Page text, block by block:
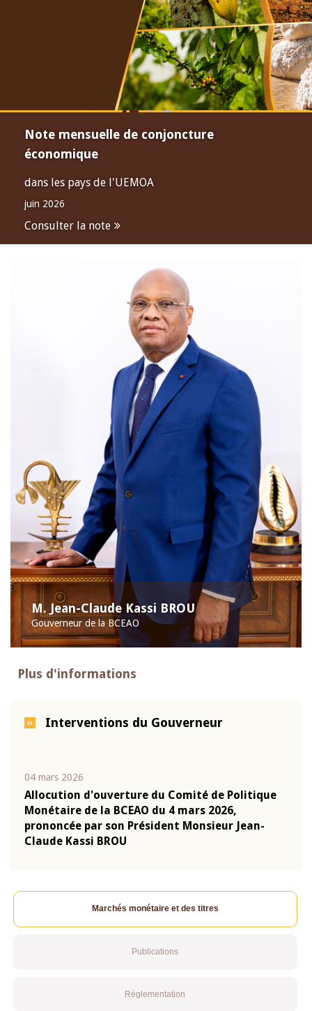
Note mensuelle de conjoncture
économique
dans les pays de l'UEMOA
juin 2026
Consulter la note
M. Jean-Claude Kassi BROU
Gouverneur de la BCEAO
Plus d'informations
Interventions du Gouverneur
04 mars 2026
Allocution d'ouverture du Comité de Politique
Monétaire de la BCEAO du 4 mars 2026,
prononcée par son Président Monsieur Jean-
Claude Kassi BROU
Marchés monétaire et des titres
Publications
Réglementation